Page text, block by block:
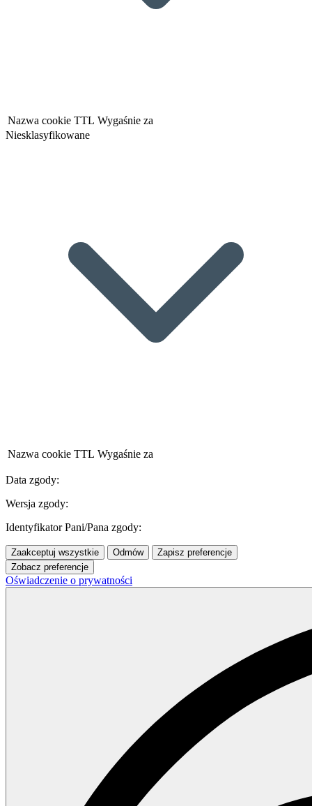
Nazwa cookie TTL Wygaśnie za
Niesklasyfikowane
Nazwa cookie TTL Wygaśnie za
Data zgody:
Wersja zgody:
Identyfikator Pani/Pana zgody:
Zaakceptuj wszystkie Odmów
Zapisz preferencje
Zobacz preferencje
Oświadczenie o prywatności